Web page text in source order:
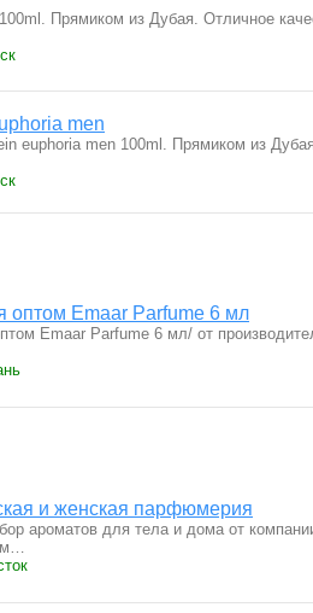
Прямиком из Дубая. Отличное
men
euphoria men 100ml. Прямиком из
Emaar Parfume 6 мл
Emaar Parfume 6 мл/ от
и женская парфюмерия
ароматов для тела и дома от